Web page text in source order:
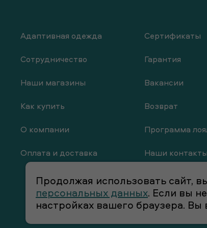
Адаптивная одежда
Сотрудничество
Наши магазины
Как купить
О компании
Оплата и доставка
Сертификаты
Гарантия
Вакансии
Возврат
Программа
Наши контакты
Продолжая использовать сайт,
персональных данных. Если вы
настройках вашего браузера.